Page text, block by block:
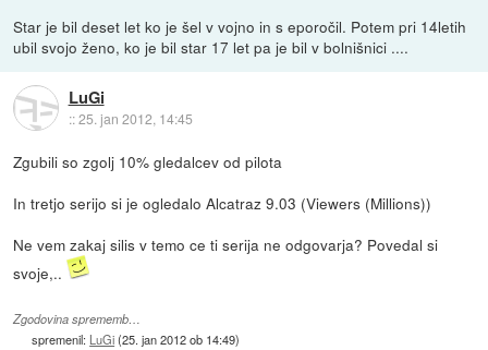
Star je bil deset let ko je šel v vojno in s eporočil. Potem pri 14letih
ubil svojo ženo, ko je bil star 17 let pa je bil v bolnišnici ....
LuGi
::25. jan 2012, 14:45
Zgubili so zgolj 10% gledalcev od pilota
In tretjo serijo si je ogledalo Alcatraz 9.03 (Viewers (Millions))
Ne vem zakaj silis v temo ce ti serija ne odgovarja? Povedal si
svoje,..
Zgodovina sprememb…
spremenil: LuGi(25. jan 2012 ob 14:49)